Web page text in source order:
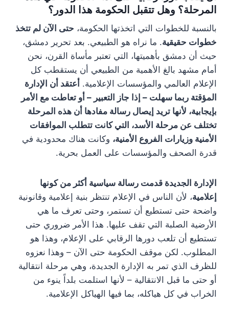
المرحلة؟ وهل تتقبل الحكومة هذا الدور؟
بالنسبة للخطوات التي اتخذتها الحكومة، حتى الآن لم تتخذ
خطوات حقيقية. ما نراه هو الطبيعي. بعد تحرير دمشق،
حيث أن دمشق بأهميتها، التي تعتبر مأساة القرن، نحن
أمام مشهد بالغ الأهمية من الطبيعي أن يستقطب كل
الإعلام العالمي والمؤسسات الإعلامية. أعتقد أن الإدارة
المؤقتة ربما سهلت – إذا جاز التعبير – أو تعاطت مع الأمر
بإيجابية، لأنها تريد إيصال رسالة مفادها أن هذه المرحلة
تختلف عن مرحلة الأسد، التي كانت تتطلب الموافقات
الأمنية وزيارات الفروع الأمنية، وكانت هناك محدودية في
قدرة الصحف والمؤسسات على العمل بحرية.
الإدارة الجديدة قدمت رسالة سياسية أكثر من كونها
إعلامية، لأن الناس في الإعلام تنتظر بنية إعلامية وقانونية
واضحة حتى تستطيع أن تستمر، وحتى تعرف ما هي
الأرضية الصلبة التي تقف عليها. هذا الأمر ضروري حتى
تستطيع أن تلعب دورها الرقابي على الإعلام، وهذا هو
المطلوب. لكن موقف الحكومة حتى الآن – وهذا نعزوه
للظرف الذي تمر به الإدارة الجديدة، وهي مرحلة انتقالية
أو حتى ما قبل الانتقالية – لأنها استلمت بلداً ينوء من
الخراب في كل هياكله، بما فيها الهياكل الإعلامية.